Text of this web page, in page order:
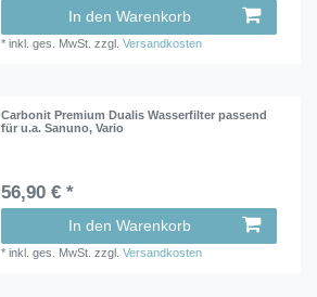
In den Warenkorb
*inkl. ges. MwSt. zzgl.Versandkosten
Carbonit Premium Dualis Wasserfilter passend
für u.a. Sanuno, Vario
56,90 € *
In den Warenkorb
*inkl. ges. MwSt. zzgl.Versandkosten